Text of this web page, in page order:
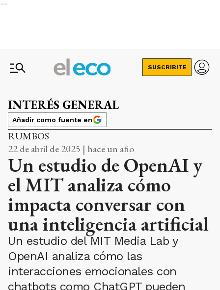
Ads
SUSCRIBITE
INTERÉS GENERAL
Añadir como fuente en
RUMBOS
22 de abril de 2025 | hace un año
Un estudio de OpenAI y
el MIT analiza cómo
impacta conversar con
una inteligencia artificial
Un estudio del MIT Media Lab y
OpenAI analiza cómo las
interacciones emocionales con
chatbots como ChatGPT pueden